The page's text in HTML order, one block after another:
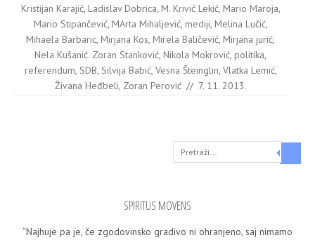
Kristijan Karajić, Ladislav Dobrica, M. Krivić Lekić, Mario Maroja,
Mario Stipančević, MArta Mihaljević, mediji, Melina Lučić,
Mihaela Barbaric, Mir­jana Kos, Mirela Baličević, Mirjana jurić,
Nela Kušanić. Zoran Stanković, Nikola Mokrović, politika,
referendum, SDB, Silvija Babić, Vesna Šteinglin, Vlatka Lemić,
Živana Heđbeli, Zoran Perović // 7. 11. 2013.
Search
SPIRITUS MOVENS
“Naj­hu­je pa je, če zgo­do­vin­sko gra­di­vo ni ohra­nje­no, saj nima­mo